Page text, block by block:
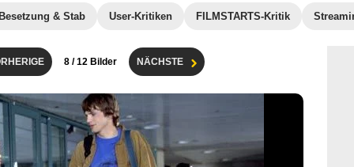
& Stab User-Kritiken FILMSTARTS-Kritik
8 / 12 Bilder NÄCHSTE